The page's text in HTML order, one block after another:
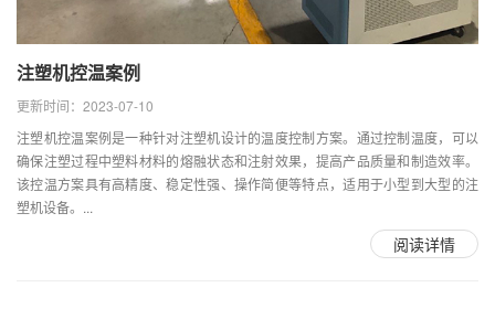
注塑机控温案例
更新时间：2023-07-10
注塑机控温案例是一种针对注塑机设计的温度控制方案。通过控制温度，可以
确保注塑过程中塑料材料的熔融状态和注射效果，提高产品质量和制造效率。
该控温方案具有高精度、稳定性强、操作简便等特点，适用于小型到大型的注
塑机设备。...
阅读详情